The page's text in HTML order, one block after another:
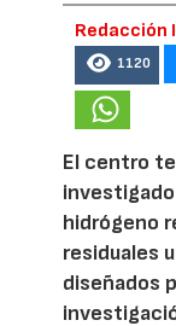
Redacción
1120
El centro
hidrógeno
residuales
diseñados